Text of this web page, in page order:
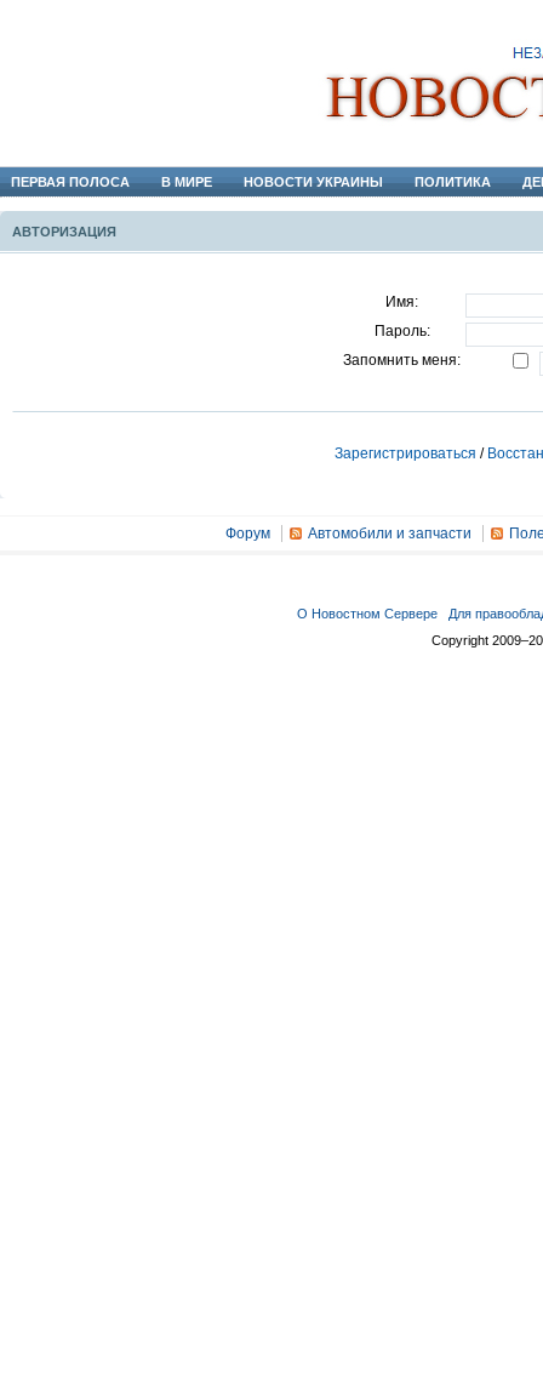
ПЕРВАЯ ПОЛОСА В МИРЕ НОВОСТИ УКРАИНЫ ПОЛИТИКА
АВТОРИЗАЦИЯ
Имя:
Пароль:
Запомнить меня:
Зарегистрироваться /
Форум Автомобили и запчасти
О Новостном Сервере
Для
Copyright